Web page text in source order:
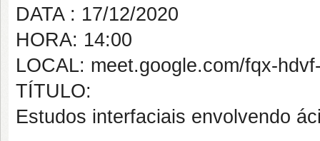
DATA : 17/12/2020
HORA: 14:00
LOCAL: meet.google.com/fqx-
TÍTULO:
Estudos interfaciais envolvendo